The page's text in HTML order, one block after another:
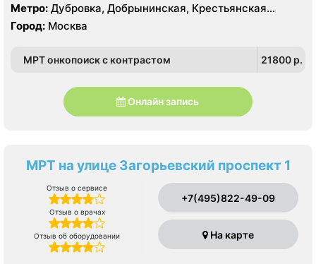
Метро: Дубровка, Добрынинская, Крестьянская
застава, Новокузнецкая, Октябрьская, Павелецкая,
Полянка, Пролетарская, Серпуховская,
Город: Москва
МРТ онкопоиск с контрастом 21800 p.
Онлайн запись
МРТ на улице Загорьевский проспект 1
Отзыв о сервисе
Отзыв о врачах
Отзыв об оборудовании
+7(495)822-49-09
На карте